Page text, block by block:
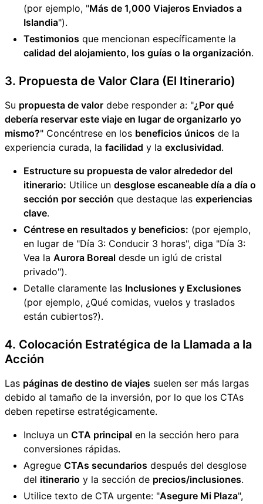
(por ejemplo, "Más de 1,000 Viajeros Enviados a
Islandia").
Testimonios que mencionan específicamente la
calidad del alojamiento, los guías o la organización.
3. Propuesta de Valor Clara (El Itinerario)
Su propuesta de valor debe responder a: "¿Por qué
debería reservar este viaje en lugar de organizarlo yo
mismo?" Concéntrese en los beneficios únicos de la
experiencia curada, la facilidad y la exclusividad.
Estructure su propuesta de valor alrededor del
itinerario: Utilice un desglose escaneable día a día o
sección por sección que destaque las experiencias
clave.
Céntrese en resultados y beneficios: (por ejemplo,
en lugar de "Día 3: Conducir 3 horas", diga "Día 3:
Vea la Aurora Boreal desde un iglú de cristal
privado").
Detalle claramente las Inclusiones y Exclusiones
(por ejemplo, ¿Qué comidas, vuelos y traslados
están cubiertos?).
4. Colocación Estratégica de la Llamada a la
Acción
Las páginas de destino de viajes suelen ser más largas
debido al tamaño de la inversión, por lo que los CTAs
deben repetirse estratégicamente.
Incluya un CTA principal en la sección hero para
conversiones rápidas.
Agregue CTAs secundarios después del desglose
del itinerario y la sección de precios/inclusiones.
Utilice texto de CTA urgente: "Asegure Mi Plaza",